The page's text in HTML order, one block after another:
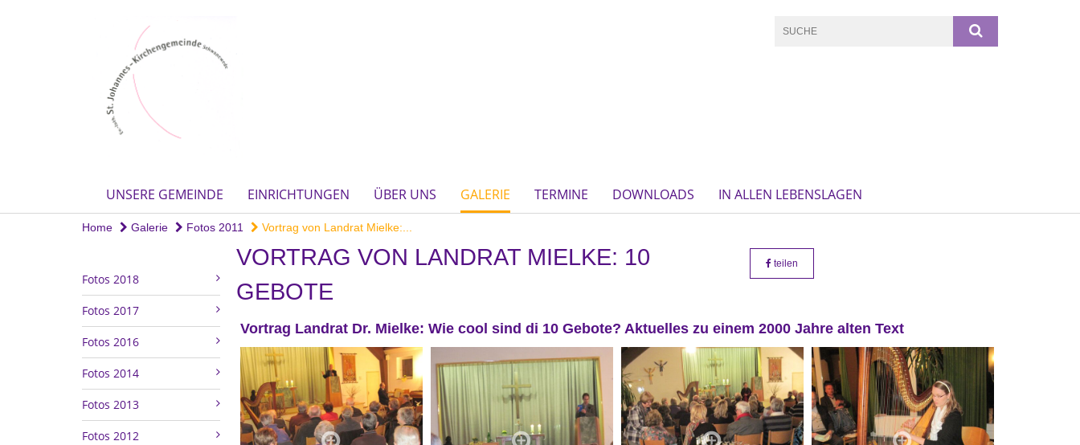
UNSERE GEMEINDE EINRICHTUNGEN ÜBER UNS GALERIE TERMINE DOWNLOADS IN ALLEN LEBENSLAGEN
Home Galerie Fotos 2011 Vortrag von Landrat Mielke:...
Fotos 2018
Fotos 2017
Fotos 2016
Fotos 2014
Fotos 2013
Fotos 2012
VORTRAG VON LANDRAT MIELKE: 10
GEBOTE
teilen
Vortrag Landrat Dr. Mielke: Wie cool sind di 10 Gebote? Aktuelles zu einem 2000 Jahre alten Text